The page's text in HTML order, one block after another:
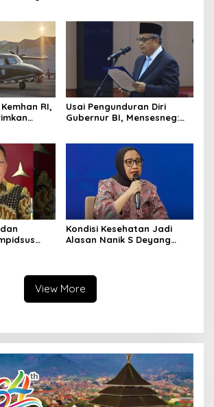
RI,
Usai Pengunduran Diri
Gubernur BI, Mensesneg:
Kondisi Kesehatan Jadi
Alasan Nanik S Deyang
View More